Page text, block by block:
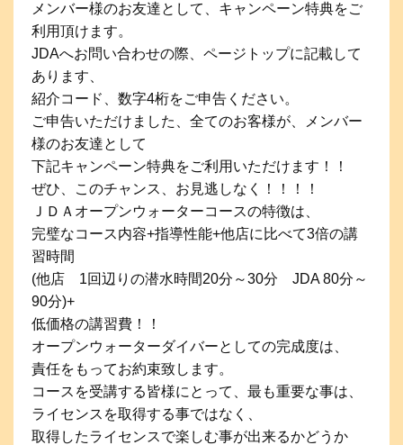
メンバー様のお友達として、キャンペーン特典をご
利用頂けます。
JDAへお問い合わせの際、ページトップに記載して
あります、
紹介コード、数字4桁をご申告ください。
ご申告いただけました、全てのお客様が、メンバー
様のお友達として
下記キャンペーン特典をご利用いただけます！！
ぜひ、このチャンス、お見逃しなく！！！！
ＪＤＡオープンウォーターコースの特徴は、
完璧なコース内容+指導性能+他店に比べて3倍の講
習時間
(他店 1回辺りの潜水時間20分～30分 JDA 80分～
90分)+
低価格の講習費！！
オープンウォーターダイバーとしての完成度は、
責任をもってお約束致します。
コースを受講する皆様にとって、最も重要な事は、
ライセンスを取得する事ではなく、
取得したライセンスで楽しむ事が出来るかどうか